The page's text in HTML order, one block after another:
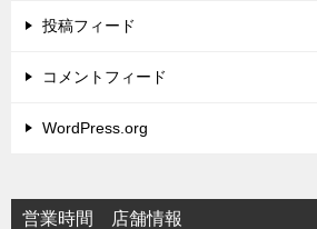
投稿フィード
コメントフィード
WordPress.org
営業時間 店舗情報